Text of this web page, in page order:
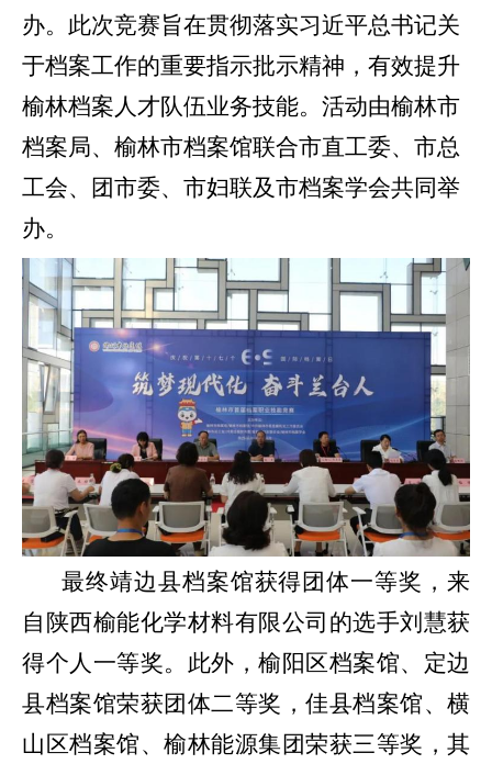
办。此次竞赛旨在贯彻落实习近平总书记关
于档案工作的重要指示批示精神，有效提升
榆林档案人才队伍业务技能。活动由榆林市
档案局、榆林市档案馆联合市直工委、市总
工会、团市委、市妇联及市档案学会共同举
办。
最终靖边县档案馆获得团体一等奖，来
自陕西榆能化学材料有限公司的选手刘慧获
得个人一等奖。此外，榆阳区档案馆、定边
县档案馆荣获团体二等奖，佳县档案馆、横
山区档案馆、榆林能源集团荣获三等奖，其